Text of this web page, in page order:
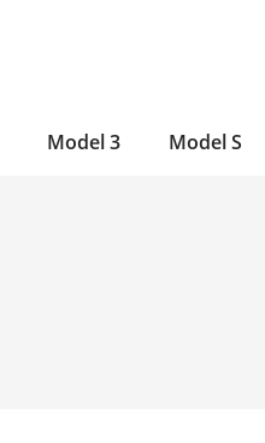
Model 3 Model S